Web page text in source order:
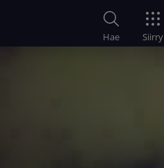
Hae Siirry